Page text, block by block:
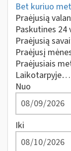
Bet kuriuo
Praėjusią
Paskutines 24
Praėjusią
Praėjusį
Praėjusiais
Laikotarpyje…
Nuo
Iki